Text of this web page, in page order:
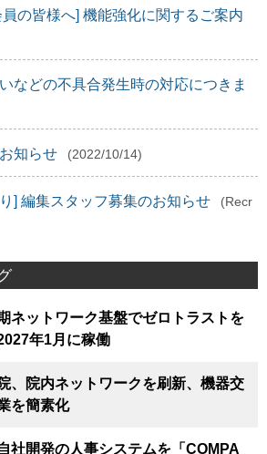
の皆様へ] 機能強化に関するご案内
などの不具合発生時の対応につきま
知らせ (2022/10/14)
] 編集スタッフ募集のお知らせ
(Recr
ネットワーク基盤でゼロトラストを
年1月に稼働
、院内ネットワークを刷新、機器交
を簡素化
社開発の人事システムを「COMPA